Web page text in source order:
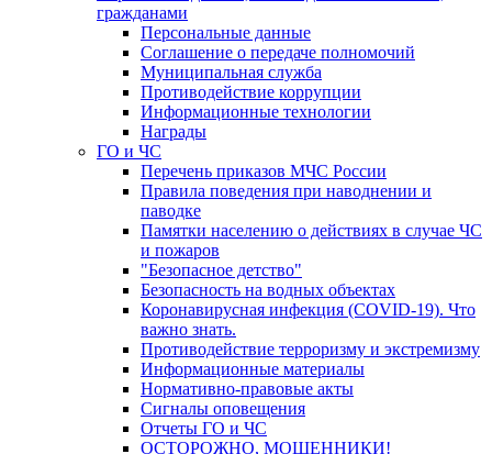
гражданами
Персональные данные
Соглашение о передаче полномочий
Муниципальная служба
Противодействие коррупции
Информационные технологии
Награды
ГО и ЧС
Перечень приказов МЧС России
Правила поведения при наводнении и
паводке
Памятки населению о действиях в случае ЧС
и пожаров
"Безопасное детство"
Безопасность на водных объектах
Коронавирусная инфекция (COVID-19). Что
важно знать.
Противодействие терроризму и экстремизму
Информационные материалы
Нормативно-правовые акты
Сигналы оповещения
Отчеты ГО и ЧС
ОСТОРОЖНО, МОШЕННИКИ!